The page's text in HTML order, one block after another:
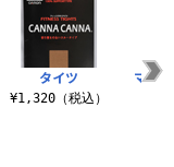
タイツ
¥1,320（税込）
マイ